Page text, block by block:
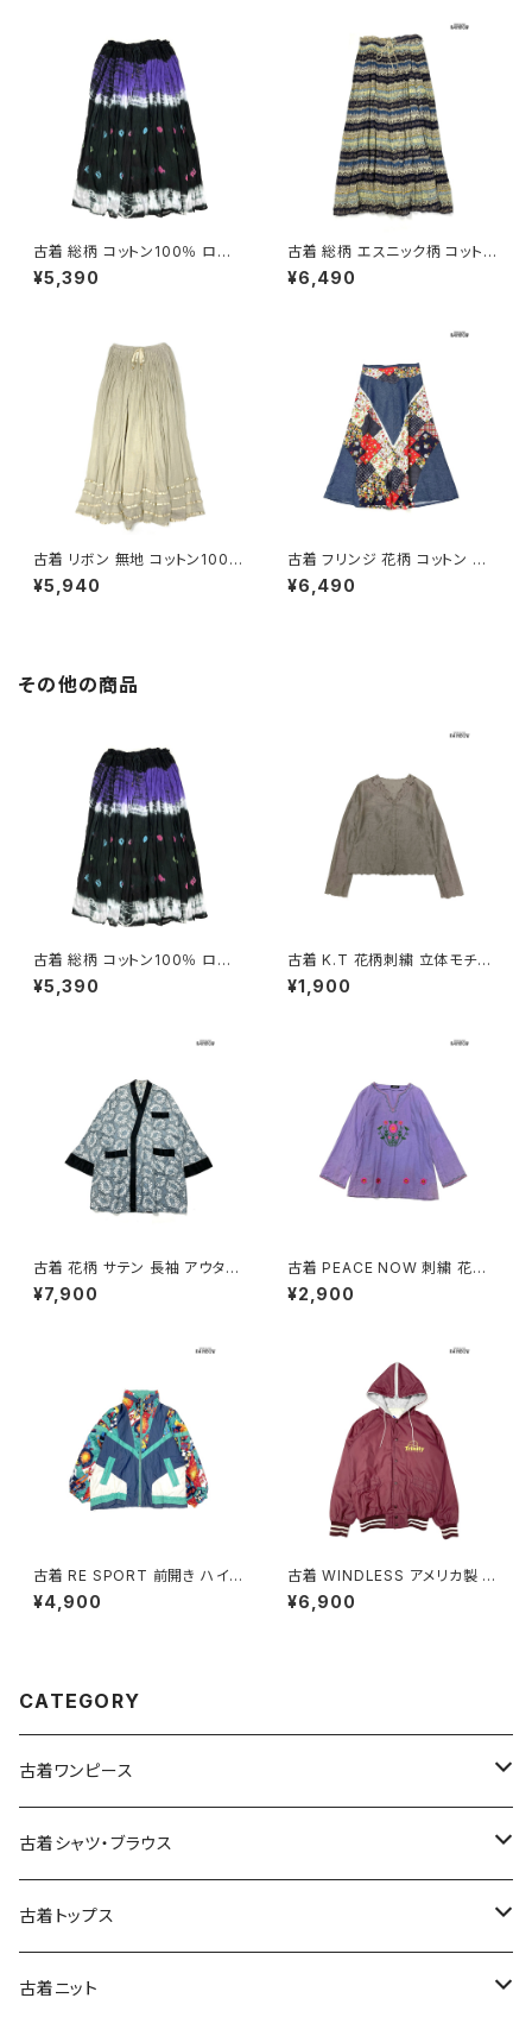
古着 総柄 コットン100％ ロン
グ丈 スカート 黒 紫 (ba26070
20)
¥5,390
古着 総柄 エスニック柄 コットン
100％ ロング丈 スカート ダー
クグリーン (btu2604019)
¥6,490
古着 リボン 無地 コットン100％
ロング丈 スカート ベージュ (ba
2607019)
¥5,940
古着 フリンジ 花柄 コットン ロ
ング丈 スカート 紺 (btu26030
13)
¥6,490
その他の商品
古着 総柄 コットン100％ ロン
グ丈 スカート 黒 紫 (ba26070
20)
¥5,390
古着 K.T 花柄刺繍 立体モチー
フ 前開き 無地 リネン 長袖 ブラ
ウス こげ茶 (ttu2509069)
¥1,900
古着 花柄 サテン 長袖 アウター
羽織り 水色 (ttu2501122)
¥7,900
古着 PEACE NOW 刺繍 花柄
コットン 長袖 ブラウス 紫 (ttu2
501035)
¥2,900
古着 RE SPORT 前開き ハイ
ネック 総柄 ナイロン 長袖 アウ
ター ヘビージャケット 緑 紺 (tt
¥4,900
古着 WINDLESS アメリカ製 前
開き 無地 ワンポイント ナイロ
ン100％ 長袖 アウター ライトジ
¥6,900
CATEGORY
古着ワンピース
古着長袖ワンピース
古着半袖ワンピース
古着ノースリーブワンピース
古着シャツ・ブラウス
古着長袖シャツ・ブラウス
古着半袖シャツ・ブラウス
古着トップス
古着スウェット&パーカー
古着ニット